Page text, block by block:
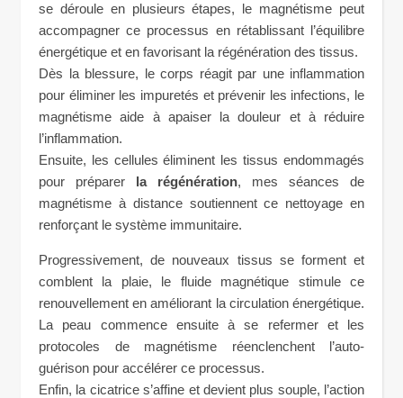
se déroule en plusieurs étapes, le magnétisme peut
accompagner ce processus en rétablissant l’équilibre
énergétique et en favorisant la régénération des tissus.
Dès la blessure, le corps réagit par une inflammation
pour éliminer les impuretés et prévenir les infections, le
magnétisme aide à apaiser la douleur et à réduire
l’inflammation.
Ensuite, les cellules éliminent les tissus endommagés
pour préparer la régénération, mes séances de
magnétisme à distance soutiennent ce nettoyage en
renforçant le système immunitaire.
Progressivement, de nouveaux tissus se forment et
comblent la plaie, le fluide magnétique stimule ce
renouvellement en améliorant la circulation énergétique.
La peau commence ensuite à se refermer et les
protocoles de magnétisme réenclenchent l’auto-
guérison pour accélérer ce processus.
Enfin, la cicatrice s’affine et devient plus souple, l’action